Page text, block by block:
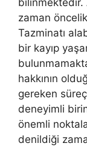
bilinmektedir.
zaman
Tazminatı
bir kayıp
hakkının
gereken
deneyimli
önemli
denildiği